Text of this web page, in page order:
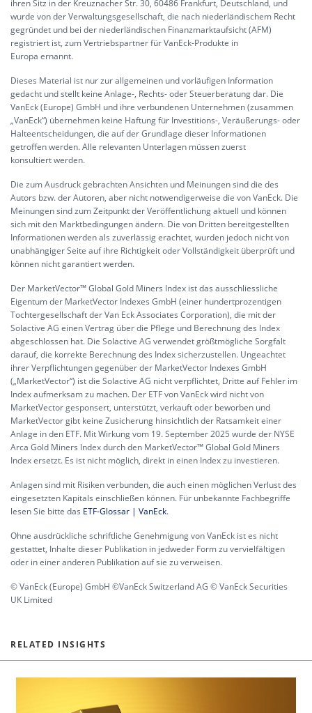
ihren Sitz in der Kreuznacher Str. 30, 60486 Frankfurt, Deutschland, und
wurde von der Verwaltungsgesellschaft, die nach niederländischem Recht
gegründet und bei der niederländischen Finanzmarktaufsicht (AFM)
registriert ist, zum Vertriebspartner für VanEck-Produkte in
Europa ernannt.
Dieses Material ist nur zur allgemeinen und vorläufigen Information
gedacht und stellt keine Anlage-, Rechts- oder Steuerberatung dar. Die
VanEck (Europe) GmbH und ihre verbundenen Unternehmen (zusammen
„VanEck“) übernehmen keine Haftung für Investitions-, Veräußerungs- oder
Halteentscheidungen, die auf der Grundlage dieser Informationen
getroffen werden. Alle relevanten Unterlagen müssen zuerst
konsultiert werden.
Die zum Ausdruck gebrachten Ansichten und Meinungen sind die des
Autors bzw. der Autoren, aber nicht notwendigerweise die von VanEck. Die
Meinungen sind zum Zeitpunkt der Veröffentlichung aktuell und können
sich mit den Marktbedingungen ändern. Die von Dritten bereitgestellten
Informationen werden als zuverlässig erachtet, wurden jedoch nicht von
unabhängiger Seite auf ihre Richtigkeit oder Vollständigkeit überprüft und
können nicht garantiert werden.
Der MarketVector™ Global Gold Miners Index ist das ausschliessliche
Eigentum der MarketVector Indexes GmbH (einer hundertprozentigen
Tochtergesellschaft der Van Eck Associates Corporation), die mit der
Solactive AG einen Vertrag über die Pflege und Berechnung des Index
abgeschlossen hat. Die Solactive AG verwendet größtmögliche Sorgfalt
darauf, die korrekte Berechnung des Index sicherzustellen. Ungeachtet
ihrer Verpflichtungen gegenüber der MarketVector Indexes GmbH
(„MarketVector“) ist die Solactive AG nicht verpflichtet, Dritte auf Fehler im
Index aufmerksam zu machen. Der ETF von VanEck wird nicht von
MarketVector gesponsert, unterstützt, verkauft oder beworben und
MarketVector gibt keine Zusicherung hinsichtlich der Ratsamkeit einer
Anlage in den ETF. Mit Wirkung vom 19. September 2025 wurde der NYSE
Arca Gold Miners Index durch den MarketVector™ Global Gold Miners
Index ersetzt. Es ist nicht möglich, direkt in einen Index zu investieren.
Anlagen sind mit Risiken verbunden, die auch einen möglichen Verlust des
eingesetzten Kapitals einschließen können. Für unbekannte Fachbegriffe
lesen Sie bitte das ETF-Glossar | VanEck.
Ohne ausdrückliche schriftliche Genehmigung von VanEck ist es nicht
gestattet, Inhalte dieser Publikation in jedweder Form zu vervielfältigen
oder in einer anderen Publikation auf sie zu verweisen.
© VanEck (Europe) GmbH ©VanEck Switzerland AG © VanEck Securities
UK Limited
RELATED INSIGHTS